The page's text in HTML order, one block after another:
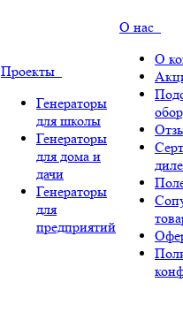
Проекты
Генераторы
для школы
Генераторы
для дома и
дачи
Генераторы
для
предприятий
О нас
О